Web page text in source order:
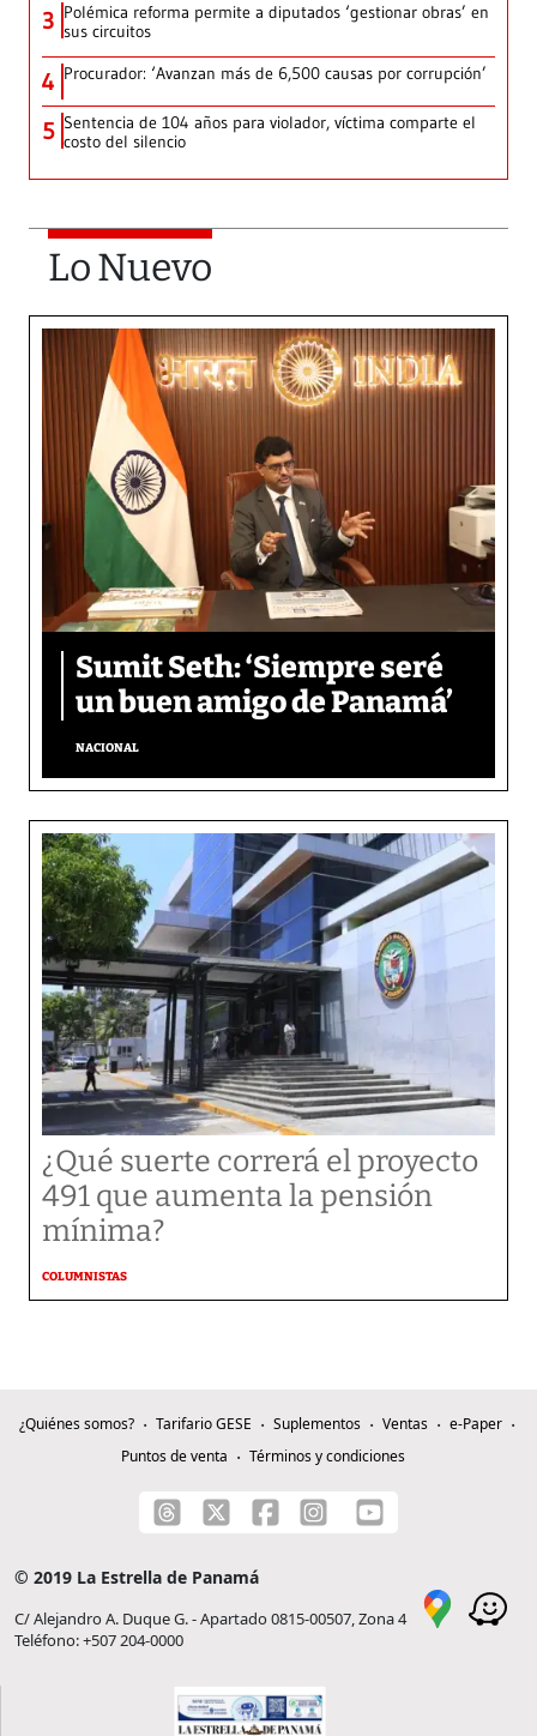
3 Polémica reforma permite a diputados ‘gestionar obras’ en
sus circuitos
4 Procurador: ‘Avanzan más de 6,500 causas por corrupción’
5 Sentencia de 104 años para violador, víctima comparte el
costo del silencio
Lo Nuevo
Sumit Seth: ‘Siempre seré
un buen amigo de Panamá’
NACIONAL
¿Qué suerte correrá el proyecto
491 que aumenta la pensión
mínima?
COLUMNISTAS
¿Quiénes somos? Tarifario GESE Suplementos Ventas
e-Paper
Puntos de venta
Términos y condiciones
© 2019 La Estrella de Panamá
C/ Alejandro A. Duque G. - Apartado 0815-00507, Zona 4
Teléfono: +507 204-0000